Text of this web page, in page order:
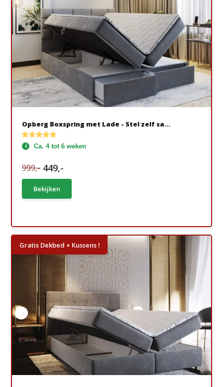
Opberg Boxspring met Lade - Stel zelf sa...
Ca. 4 tot 6 weken
999,- 449,-
Bekijken
Gratis Dekbed + Kussens !